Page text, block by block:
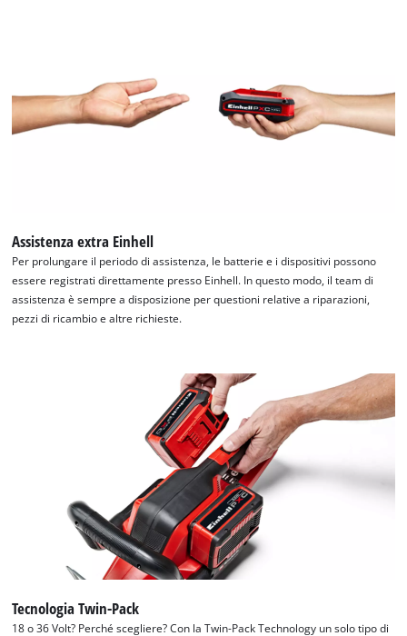
Abbiamo bisogno del vostro permesso
per caricare Google Maps!
to trackers that are not disclosed to the
visitor. The website owner needs to setup
the site with their CMP to add this content
to the list of technologies used.
Powered byUsercentrics Consent
Management Platform
Assistenza extra Einhell
Per prolungare il periodo di assistenza, le batterie e i dispositivi possono
essere registrati direttamente presso Einhell. In questo modo, il team di
assistenza è sempre a disposizione per questioni relative a riparazioni,
pezzi di ricambio e altre richieste.
Tecnologia Twin-Pack
18 o 36 Volt? Perché scegliere? Con la Twin-Pack Technology un solo tipo di